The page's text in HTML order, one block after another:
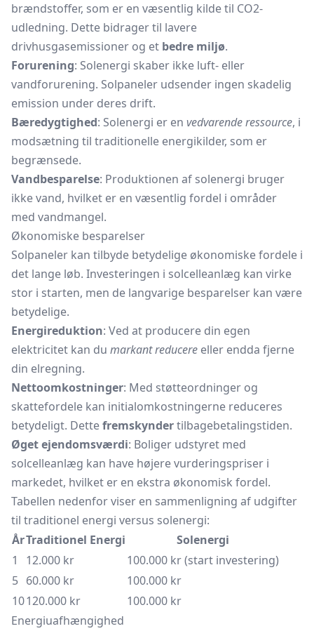
brændstoffer, som er en væsentlig kilde til CO2-
udledning. Dette bidrager til lavere
drivhusgasemissioner og et bedre miljø.
Forurening: Solenergi skaber ikke luft- eller
vandforurening. Solpaneler udsender ingen skadelig
emission under deres drift.
Bæredygtighed: Solenergi er en vedvarende ressource, i
modsætning til traditionelle energikilder, som er
begrænsede.
Vandbesparelse: Produktionen af solenergi bruger
ikke vand, hvilket er en væsentlig fordel i områder
med vandmangel.
Økonomiske besparelser
Solpaneler kan tilbyde betydelige økonomiske fordele i
det lange løb. Investeringen i solcelleanlæg kan virke
stor i starten, men de langvarige besparelser kan være
betydelige.
Energireduktion: Ved at producere din egen
elektricitet kan du markant reducere eller endda fjerne
din elregning.
Nettoomkostninger: Med støtteordninger og
skattefordele kan initialomkostningerne reduceres
betydeligt. Dettefremskyndertilbagebetalingstiden.
Øget ejendomsværdi: Boliger udstyret med
solcelleanlæg kan have højere vurderingspriser i
markedet, hvilket er en ekstra økonomisk fordel.
Tabellen nedenfor viser en sammenligning af udgifter
til traditionel energi versus solenergi:
ÅrTraditionel Energi
Solenergi
1
12.000 kr
100.000 kr (start investering)
5 60.000 kr
100.000 kr
10120.000 kr
100.000 kr
Energiuafhængighed